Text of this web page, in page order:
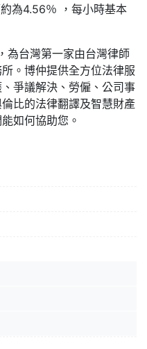
為4.56％ ，每小時基本
為台灣第一家由台灣律師
。博仲提供全方位法律服
爭議解決、勞僱、公司事
比的法律翻譯及智慧財產
如何協助您。